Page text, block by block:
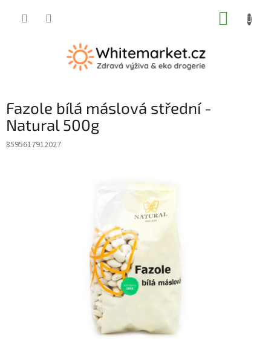
Fazole bílá máslová střední -
Natural 500g
8595617912027